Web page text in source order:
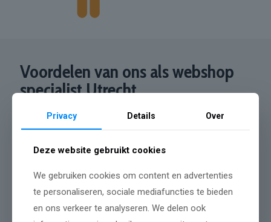
Voordelen van ons als webshop
specialist Utrecht
Gericht op online verkoop
Privacy Details Over
Deze website gebruikt cookies
We gebruiken cookies om content en advertenties
te personaliseren, sociale mediafuncties te bieden
en ons verkeer te analyseren. We delen ook